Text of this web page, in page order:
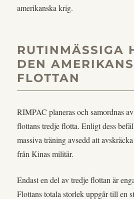
amerikanska krig.
RUTINMÄSSIGA
DEN
FLOTTAN
RIMPAC planeras och samordnas
flottans tredje flotta. Enligt dess
massiva träning avsedd att
från Kinas militär.
Endast en del av tredje flottan är
Flottans totala storlek uppgår till en